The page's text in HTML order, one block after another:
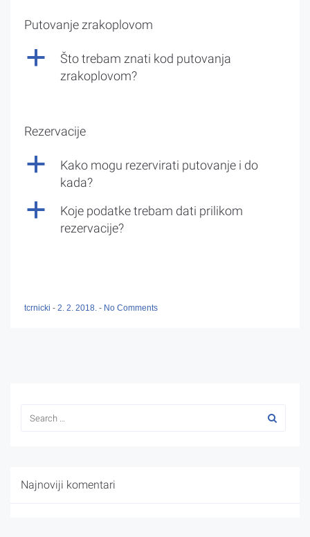
Putovanje zrakoplovom
a
Što trebam znati kod putovanja
zrakoplovom?
Rezervacije
a
Kako mogu rezervirati putovanje i do
kada?
a
Koje podatke trebam dati prilikom
rezervacije?
tcrnicki - 2. 2. 2018. - No Comments
Najnoviji komentari